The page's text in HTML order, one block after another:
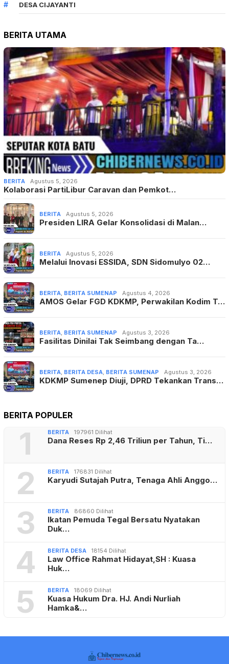
DESA CIJAYANTI
BERITA UTAMA
BERITA Agustus 5, 2026
Kolaborasi PartiLibur Caravan dan Pemkot…
BERITA Agustus 5, 2026
Presiden LIRA Gelar Konsolidasi di Malan…
BERITA Agustus 5, 2026
Melalui Inovasi ESSIDA, SDN Sidomulyo 02…
BERITA, BERITA SUMENAP Agustus 4, 2026
AMOS Gelar FGD KDKMP, Perwakilan Kodim T…
BERITA, BERITA SUMENAP Agustus 3, 2026
Fasilitas Dinilai Tak Seimbang dengan Ta…
BERITA, BERITA DESA, BERITA SUMENAP Agustus 3, 2026
KDKMP Sumenep Diuji, DPRD Tekankan Trans…
BERITA POPULER
1 BERITA 197961 Dilihat
Dana Reses Rp 2,46 Triliun per Tahun, Ti…
2 BERITA 176831 Dilihat
Karyudi Sutajah Putra, Tenaga Ahli Anggo…
3 BERITA 86860 Dilihat
Ikatan Pemuda Tegal Bersatu Nyatakan
Duk…
4 BERITA DESA 18154 Dilihat
Law Office Rahmat Hidayat,SH : Kuasa
Huk…
5 BERITA 18069 Dilihat
Kuasa Hukum Dra. HJ. Andi Nurliah
Hamka&…